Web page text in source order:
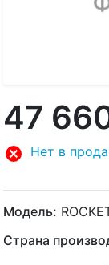
47
Нет в
Модель:
Страна